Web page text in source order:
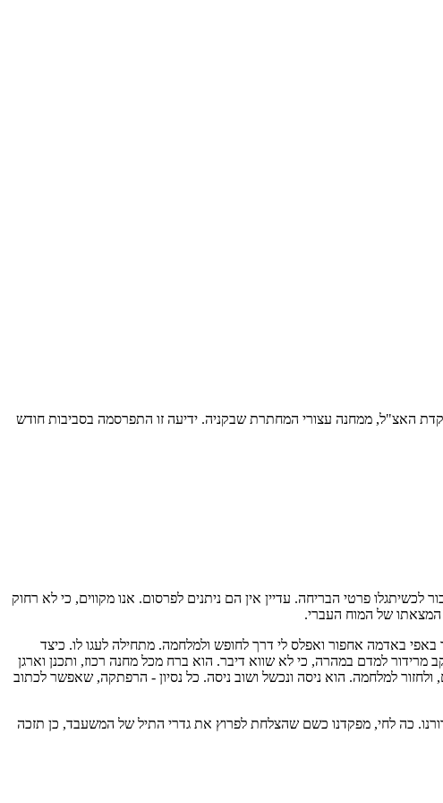
האצ"ל, ממחנה עצורי המחתרת שבקניה. ידיעה זו התפרסמה בסביבות חודש
פרטי הבריחה. עדיין אין הם ניתנים לפרסום. אנו מקווים, כי לא רחוק
המצאתו של המוח העברי.
באפי באדמה אחפור ואפלס לי דרך לחופש ולמלחמה. מתחילה לעגו לו. כיצד
מרידור למדם במהרה, כי לא שווא דיבר. הוא ברח מכל מחנה רכוז, ותכנן וארגן
למלחמה. הוא ניסה ונכשל ושוב ניסה. כל נסיון - הרפתקה, שאפשר לכתוב
כה לחי, מפקדנו כשם שהצלחת לפרוץ את גדרי התיל של המשעבד, כן תזכה